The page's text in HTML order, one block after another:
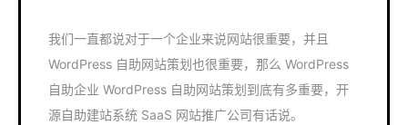
我们一直都说对于一个企业来说网站很重要，并且
WordPress 自助网站策划也很重要，那么 WordPress
自助企业 WordPress 自助网站策划到底有多重要，开
源自助建站系统 SaaS 网站推广公司有话说。